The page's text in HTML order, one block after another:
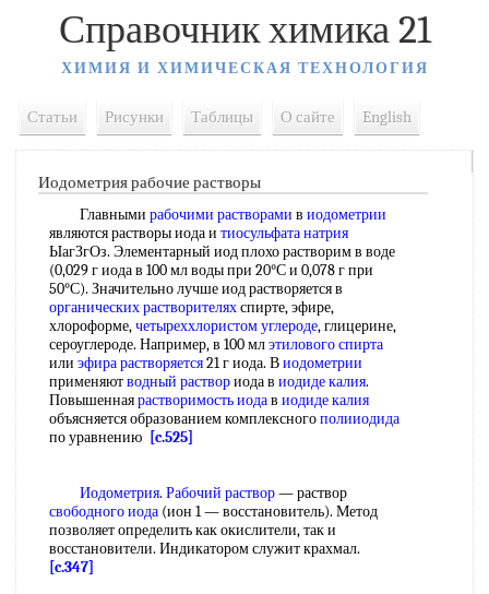
Справочник химика 21
ХИМИЯ И ХИМИЧЕСКАЯ ТЕХНОЛОГИЯ
Статьи Рисунки Таблицы О сайте English
Иодометрия рабочие растворы
Главными рабочими растворами в иодометрии
являются растворы иода и тиосульфата натрия
ЫагЗгОз. Элементарный иод плохо растворим в воде
(0,029 г иода в 100 мл воды при 20°С и 0,078 г при
50°С). Значительно лучше иод растворяется в
органических растворителяхспирте, эфире,
хлороформе,четыреххлористом углероде, глицерине,
сероуглероде. Например, в 100 млэтилового спирта
или эфира растворяется21 г иода. Виодометрии
применяютводный раствориода в иодиде калия.
Повышеннаярастворимость иодав иодиде калия
объясняется образованием комплексногополииодида
по уравнению [c.525]
Иодометрия. Рабочий раствор— раствор
свободного иода (ион 1 — восстановитель). Метод
позволяет определить как окислители, так и
восстановители. Индикатором служит крахмал.
[c.347]